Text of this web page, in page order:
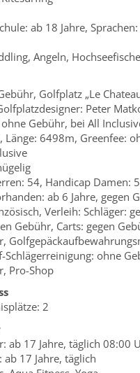
ab 18 Jahre,
Angeln,
Golfplatz „Le
Peter
Gebühr, bei All
Länge: 6498m, Greenfee:
54, Handicap Damen:
ab 6 Jahre, gegen
Verleih: Schläger:
Gebühr, Carts: gegen
Schlägerreinigung: ohne
Pro-Shop
2
ab 17 Jahre, täglich 08:00
ab 17 Jahre, täglich